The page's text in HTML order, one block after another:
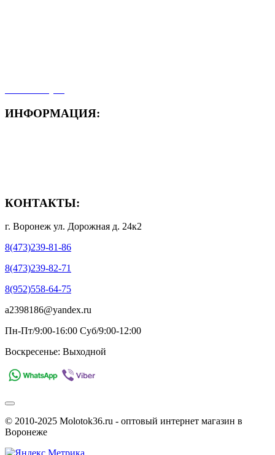
ИНФОРМАЦИЯ:
КОНТАКТЫ:
г. Воронеж ул. Дорожная д. 24к2
8(473)239-81-86
8(473)239-82-71
8(952)558-64-75
a2398186@yandex.ru
Пн-Пт/9:00-16:00 Суб/9:00-12:00
Воскресенье: Выходной
© 2010-2025 Molotok36.ru - оптовый интернет магазин в
Воронеже